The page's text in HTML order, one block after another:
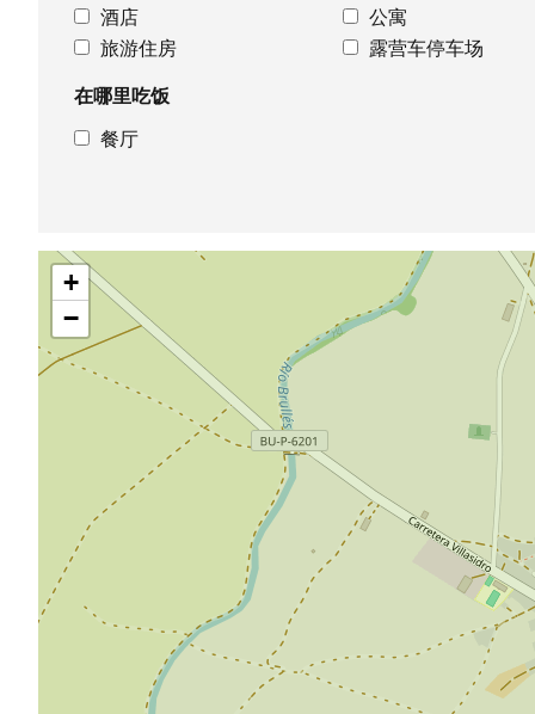
酒店
公寓
旅游住房
露营车停车场
在哪里吃饭
餐厅
跳
地
图
+
−